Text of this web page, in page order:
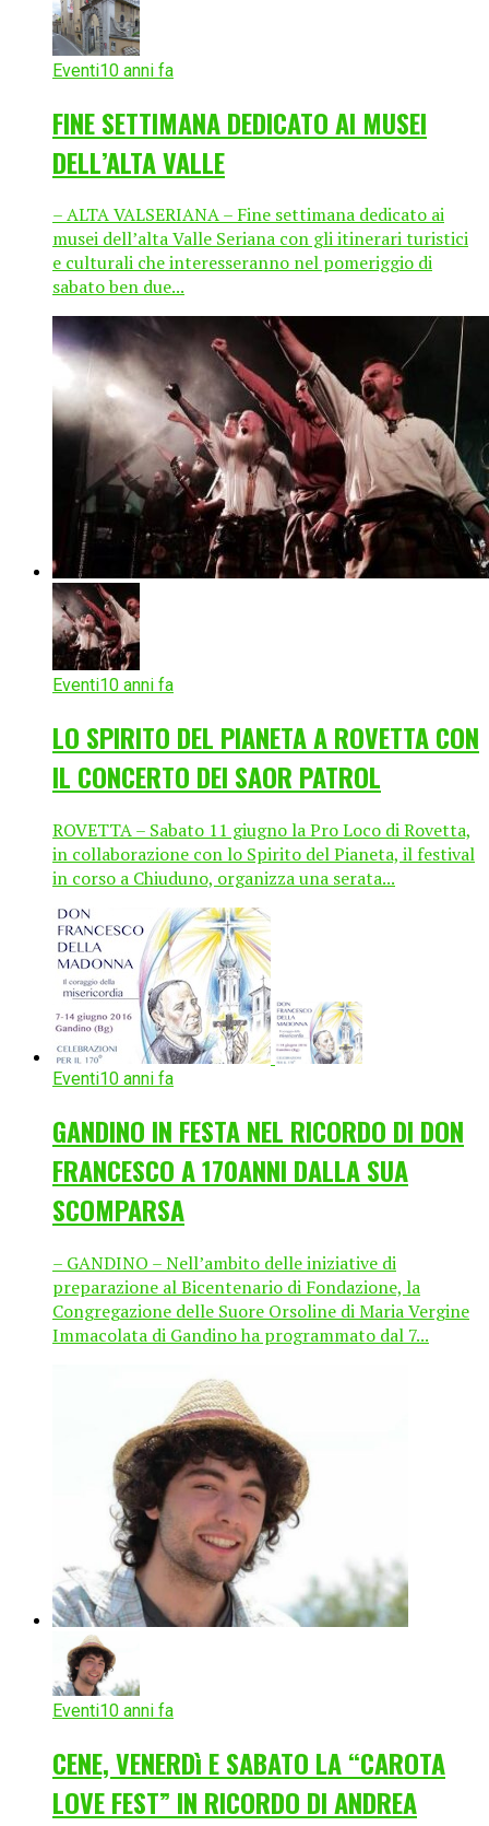
Eventi10 anni fa
FINE SETTIMANA DEDICATO AI MUSEI
DELL’ALTA VALLE
– ALTA VALSERIANA – Fine settimana dedicato ai
musei dell’alta Valle Seriana con gli itinerari turistici
e culturali che interesseranno nel pomeriggio di
sabato ben due...
Eventi10 anni fa
LO SPIRITO DEL PIANETA A ROVETTA CON
IL CONCERTO DEI SAOR PATROL
ROVETTA – Sabato 11 giugno la Pro Loco di Rovetta,
in collaborazione con lo Spirito del Pianeta, il festival
in corso a Chiuduno, organizza una serata...
Eventi10 anni fa
GANDINO IN FESTA NEL RICORDO DI DON
FRANCESCO A 170ANNI DALLA SUA
SCOMPARSA
– GANDINO – Nell’ambito delle iniziative di
preparazione al Bicentenario di Fondazione, la
Congregazione delle Suore Orsoline di Maria Vergine
Immacolata di Gandino ha programmato dal 7...
Eventi10 anni fa
CENE, VENERDì E SABATO LA “CAROTA
LOVE FEST” IN RICORDO DI ANDREA